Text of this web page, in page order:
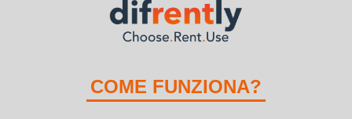
COME FUNZIONA?